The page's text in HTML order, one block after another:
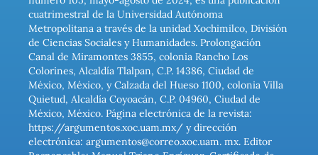
cuatrimestral de la Universidad Autónoma
Metropolitana a través de la unidad Xochimilco, División
de Ciencias Sociales y Humanidades. Prolongación
Canal de Miramontes 3855, colonia Rancho Los
Colorines, Alcaldía Tlalpan, C.P. 14386, Ciudad de
México, México, y Calzada del Hueso 1100, colonia Villa
Quietud, Alcaldía Coyoacán, C.P. 04960, Ciudad de
México, México. Página electrónica de la revista:
https://argumentos.xoc.uam.mx/ y dirección
electrónica: argumentos@correo.xoc.uam. mx. Editor